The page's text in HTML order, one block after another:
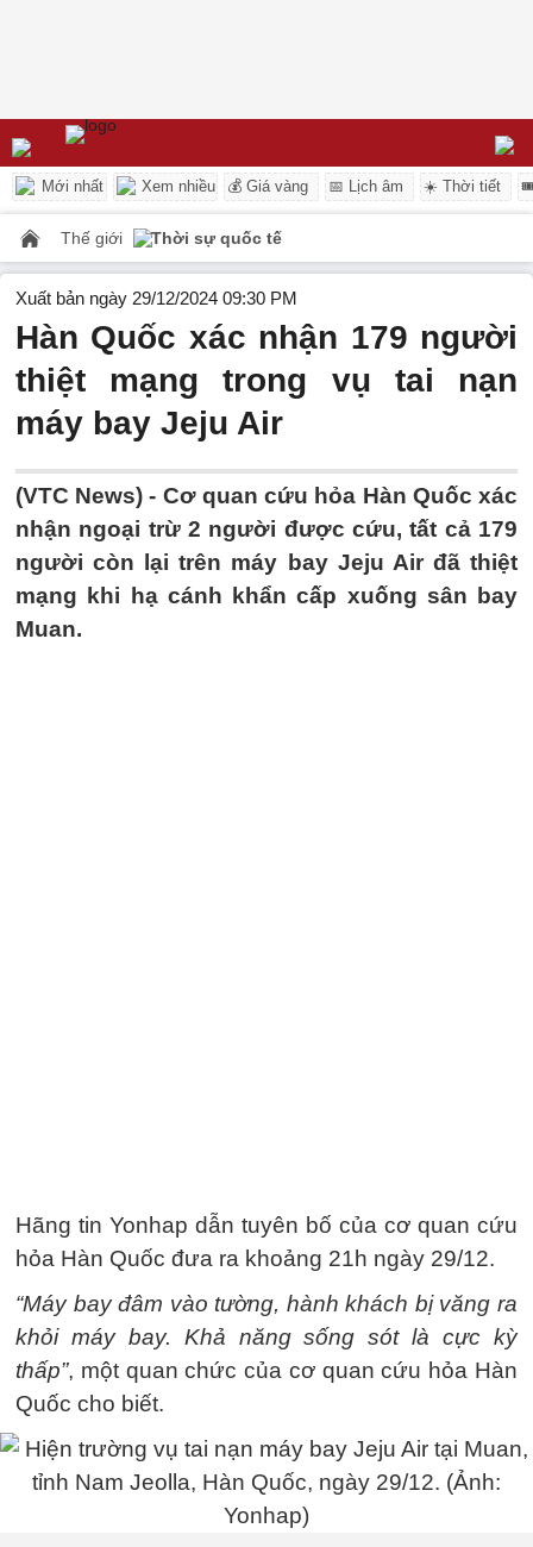
Mới nhất Xem nhiều 💰 Giá vàng 📅 Lịch âm ☀️ Thời tiết
Thế giới Thời sự quốc tế
Xuất bản ngày 29/12/2024 09:30 PM
Hàn Quốc xác nhận 179 người
thiệt mạng trong vụ tai nạn
máy bay Jeju Air
(VTC News) - Cơ quan cứu hỏa Hàn Quốc xác
nhận ngoại trừ 2 người được cứu, tất cả 179
người còn lại trên máy bay Jeju Air đã thiệt
mạng khi hạ cánh khẩn cấp xuống sân bay
Muan.
Hãng tin Yonhap dẫn tuyên bố của cơ quan cứu
hỏa Hàn Quốc đưa ra khoảng 21h ngày 29/12.
“Máy bay đâm vào tường, hành khách bị văng ra
khỏi máy bay. Khả năng sống sót là cực kỳ
thấp”, một quan chức của cơ quan cứu hỏa Hàn
Quốc cho biết.